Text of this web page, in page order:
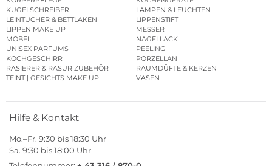
KUGELSCHREIBER
LAMPEN & LEUCHTEN
LEINTÜCHER & BETTLAKEN
LIPPENSTIFT
LIPPEN MAKE UP
MESSER
MÖBEL
NAGELLACK
UNISEX PARFUMS
PEELING
KOCHGESCHIRR
PORZELLAN
RASIERER & RASUR ZUBEHÖR
RAUMDÜFTE & KERZEN
TEINT | GESICHTS MAKE UP
VASEN
Hilfe & Kontakt
Mo.–Fr. 9:30 bis 18:30 Uhr
Sa. 9:30 bis 18:00 Uhr